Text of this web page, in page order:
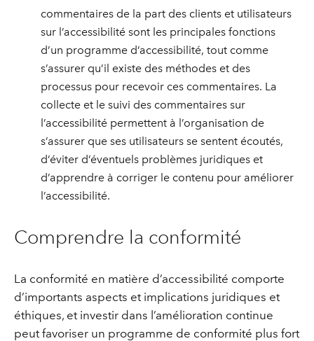
commentaires de la part des clients et utilisateurs
sur l’accessibilité sont les principales fonctions
d’un programme d’accessibilité, tout comme
s’assurer qu’il existe des méthodes et des
processus pour recevoir ces commentaires. La
collecte et le suivi des commentaires sur
l’accessibilité permettent à l’organisation de
s’assurer que ses utilisateurs se sentent écoutés,
d’éviter d’éventuels problèmes juridiques et
d’apprendre à corriger le contenu pour améliorer
l’accessibilité.
Comprendre la conformité
La conformité en matière d’accessibilité comporte
d’importants aspects et implications juridiques et
éthiques, et investir dans l’amélioration continue
peut favoriser un programme de conformité plus fort